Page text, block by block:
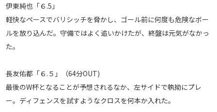
伊東純也「６.5」
軽快なペースでバリシッチを脅かし、ゴール前に何度も危険なボー
ルを放り込んだ。守備ではよく追いかけたが、終盤は元気がなかっ
た。
長友佑都「６.５」（64分OUT)
最後のW杯となることが予想されるなか、左サイドで執拗にプレ
ー。ディフェンスを試すようなクロスを何本か入れた。